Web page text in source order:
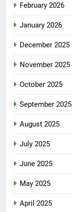
February 2026
January 2026
December 2025
November 2025
October 2025
September 2025
August 2025
July 2025
June 2025
May 2025
April 2025